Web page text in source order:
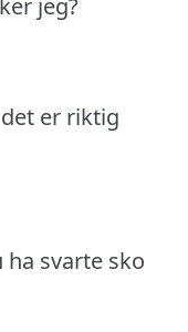
er riktig
ha svarte sko